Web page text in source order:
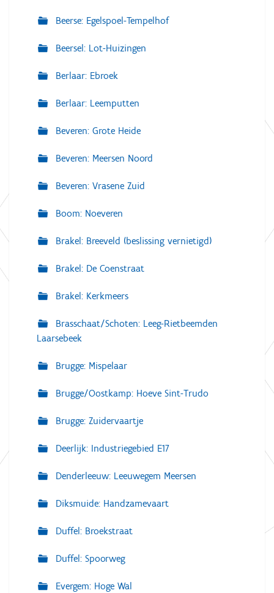
Beerse: Egelspoel-Tempelhof
Beersel: Lot-Huizingen
Berlaar: Ebroek
Berlaar: Leemputten
Beveren: Grote Heide
Beveren: Meersen Noord
Beveren: Vrasene Zuid
Boom: Noeveren
Brakel: Breeveld (beslissing vernietigd)
Brakel: De Coenstraat
Brakel: Kerkmeers
Brasschaat/Schoten: Leeg-Rietbeemden
Laarsebeek
Brugge: Mispelaar
Brugge/Oostkamp: Hoeve Sint-Trudo
Brugge: Zuidervaartje
Deerlijk: Industriegebied E17
Denderleeuw: Leeuwegem Meersen
Diksmuide: Handzamevaart
Duffel: Broekstraat
Duffel: Spoorweg
Evergem: Hoge Wal